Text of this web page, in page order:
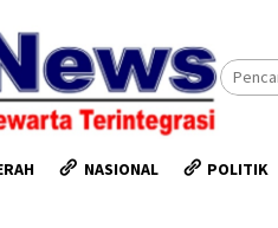
NASIONAL POLITIK